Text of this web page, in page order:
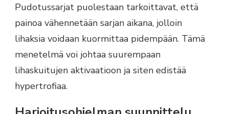
Pudotussarjat puolestaan tarkoittavat, että
painoa vähennetään sarjan aikana, jolloin
lihaksia voidaan kuormittaa pidempään. Tämä
menetelmä voi johtaa suurempaan
lihaskuitujen aktivaatioon ja siten edistää
hypertrofiaa.